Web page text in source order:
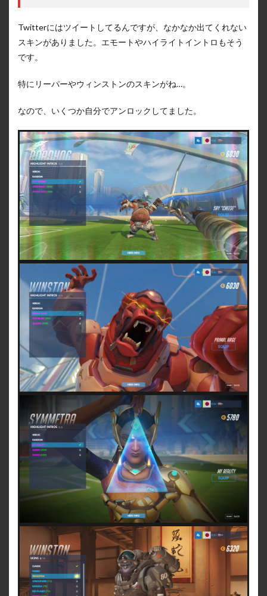
Twitterにはツイートしてるんですが、なかなか出てくれない
スキンがありました。エモートやハイライトイントロもそう
です。
特にリーパーやウィンストンのスキンがね…。
なので、いくつか自分でアンロックしてました。